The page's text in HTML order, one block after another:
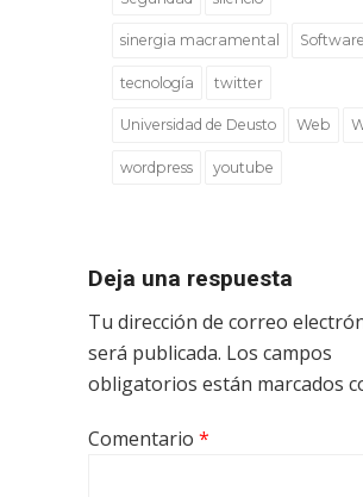
sinergia macramental
tecnología twitter
Universidad de Deusto Web
wordpress youtube
Deja una respuesta
Tu dirección de correo
será publicada. Los campos
obligatorios están marcados
Comentario *